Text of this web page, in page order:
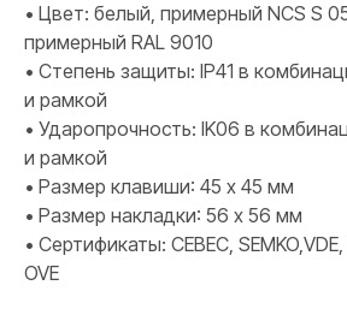
• Цвет: белый, примерный NCS S
примерный RAL 9010
• Степень защиты: IP41 в
и рамкой
• Ударопрочность: IK06 в
и рамкой
• Размер клавиши: 45 х 45 мм
• Размер накладки: 56 х 56 мм
• Сертификаты: CEBEC, SEMKO,VDE,
OVE